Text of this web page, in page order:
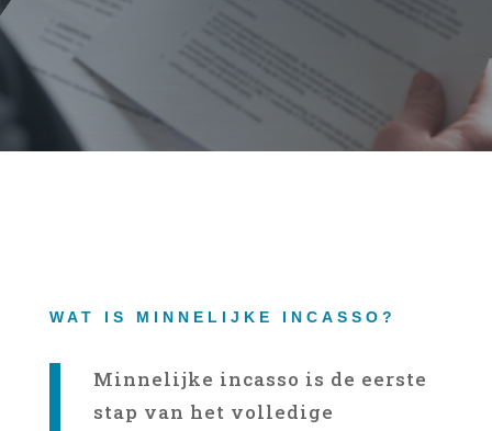
WAT IS MINNELIJKE INCASSO?
Minnelijke incasso is de eerste
stap van het volledige